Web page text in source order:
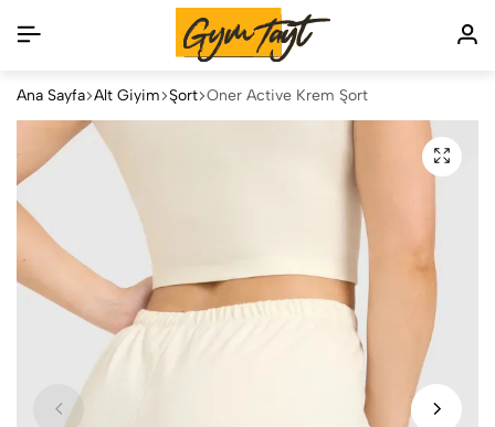
Ana Sayfa Alt Giyim Şort Oner Active Krem Şort